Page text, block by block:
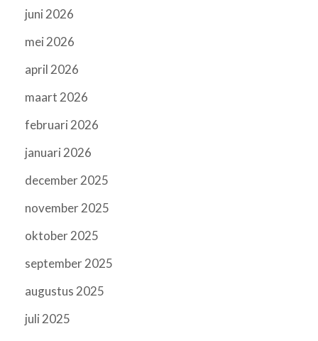
juni 2026
mei 2026
april 2026
maart 2026
februari 2026
januari 2026
december 2025
november 2025
oktober 2025
september 2025
augustus 2025
juli 2025